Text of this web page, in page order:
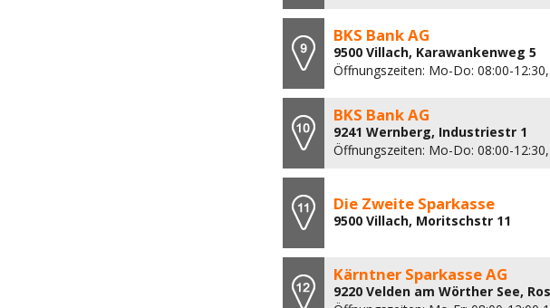
BKS Bank AG
9500 Villach, Karawankenweg 5
Öffnungszeiten: Mo-Do: 08:00-
BKS Bank AG
9241 Wernberg, Industriestr 1
Öffnungszeiten: Mo-Do: 08:00-
Die Zweite Sparkasse
9500 Villach, Moritschstr 11
Kärntner Sparkasse AG
9220 Velden am Wörther See,